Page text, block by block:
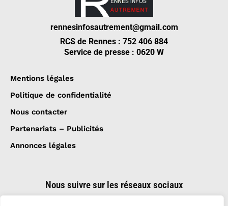
rennesinfosautrement@gmail.com
RCS de Rennes : 752 406 884
Service de presse : 0620 W
Mentions légales
Politique de confidentialité
Nous contacter
Partenariats – Publicités
Annonces légales
Nous suivre sur les réseaux sociaux